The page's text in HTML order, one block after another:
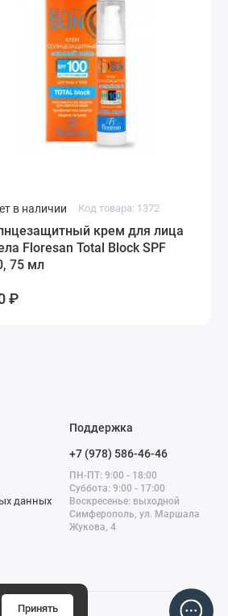
в наличии Код товара: 1372
крем для лица
Floresan Total Block SPF
75 мл
₽
Принять
данных
Поддержка
+7 (978) 586-46-46
ПН-ПТ: 9:00 - 18:00
Суббота: 9:00 - 17:00
Воскресенье: выходной
Симферополь, ул. Маршала
Жукова, 4